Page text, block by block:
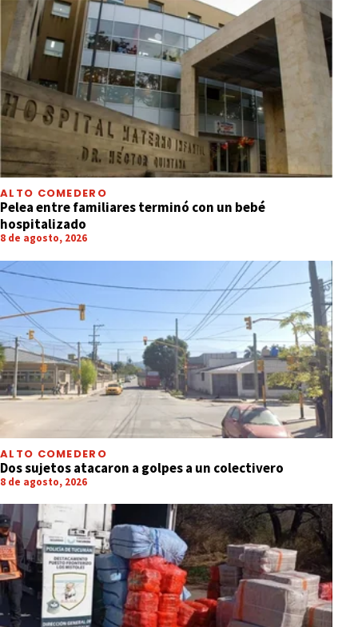
ALTO COMEDERO
Pelea entre familiares terminó con un bebé
hospitalizado
8 de agosto, 2026
ALTO COMEDERO
Dos sujetos atacaron a golpes a un colectivero
8 de agosto, 2026